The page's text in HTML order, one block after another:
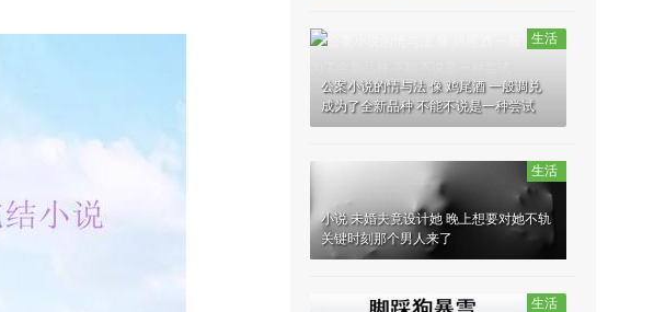
生活
公案小说的情与法 像 鸡尾酒 一般调兑
成为了全新品种 不能不说是一种尝试
生活
小说 未婚夫竟设计她 晚上想要对她不轨
关键时刻那个男人来了
生活